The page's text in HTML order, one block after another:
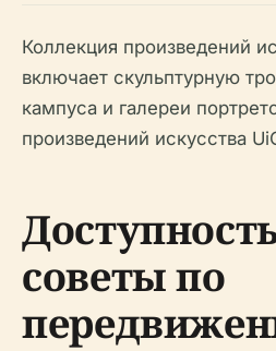
Коллекция произведений
включает скульптурную
кампуса и галереи
произведений искусства
советы по